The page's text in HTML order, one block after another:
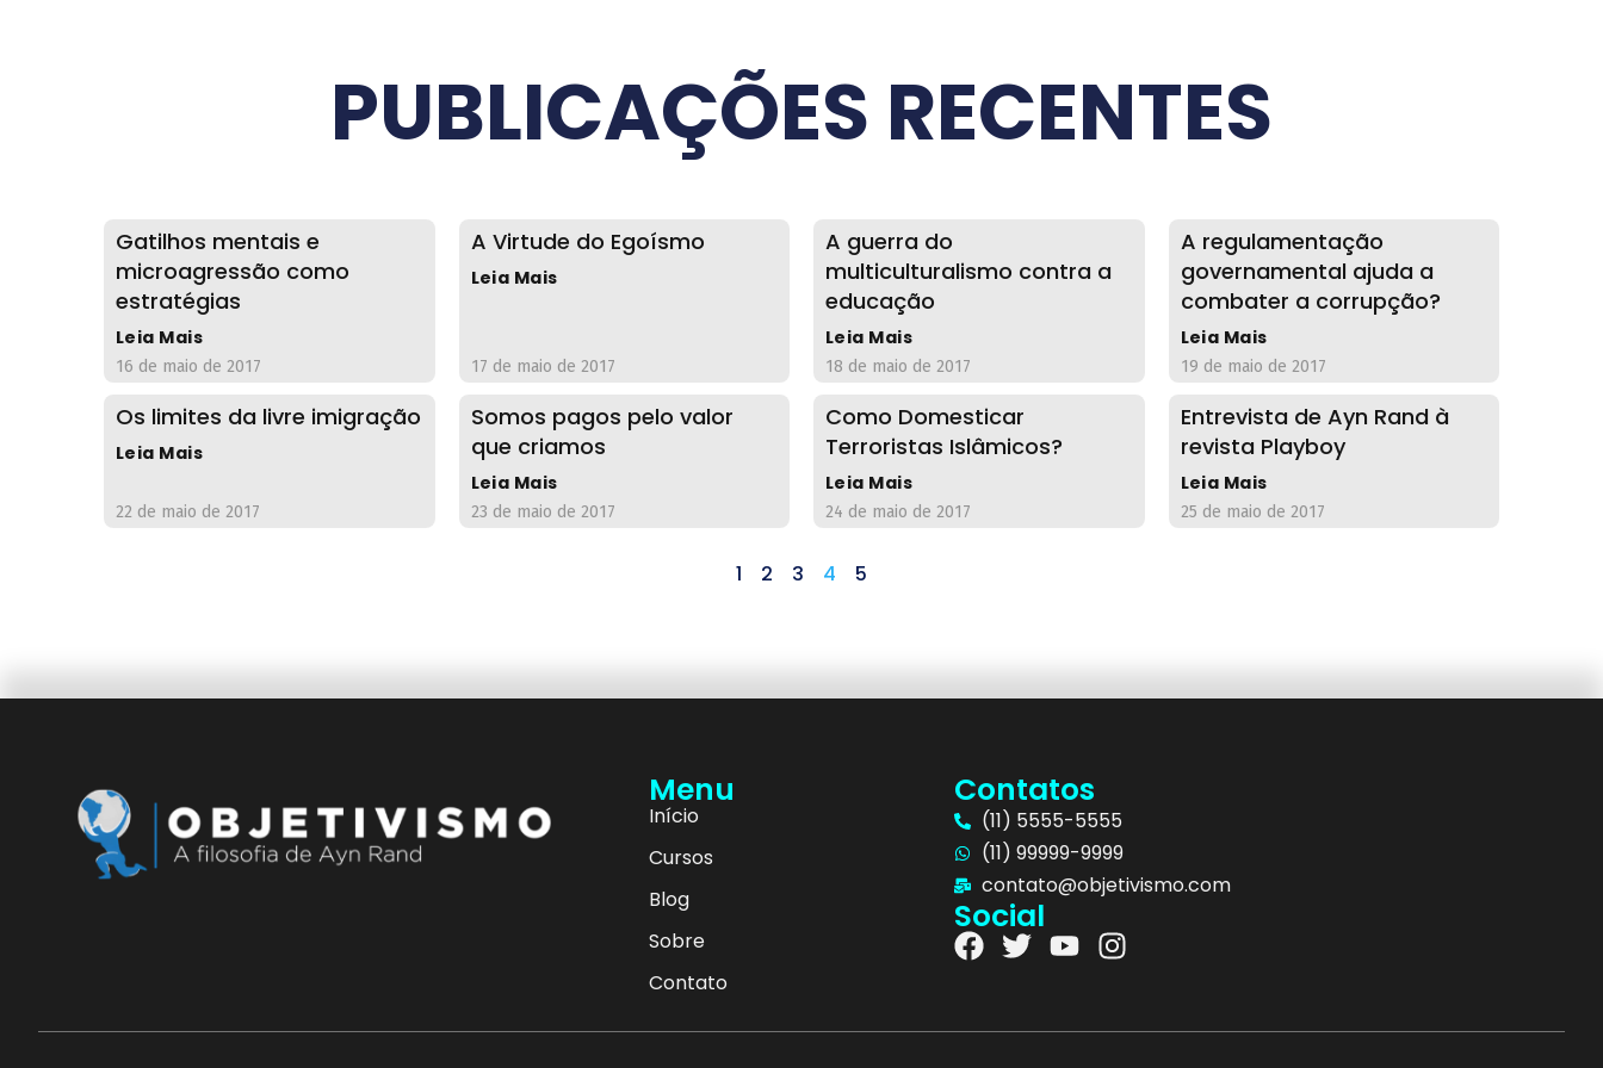
PUBLICAÇÕES RECENTES
Gatilhos mentais e
microagressão como
estratégias
Leia Mais
16 de maio de 2017
A Virtude do Egoísmo
Leia Mais
17 de maio de 2017
A guerra do
multiculturalismo contra a
educação
Leia Mais
18 de maio de 2017
A regulamentação
governamental ajuda a
combater a corrupção?
Leia Mais
19 de maio de 2017
Os limites da livre imigração
Leia Mais
22 de maio de 2017
Somos pagos pelo valor
que criamos
Leia Mais
23 de maio de 2017
Como Domesticar
Terroristas Islâmicos?
Leia Mais
24 de maio de 2017
Entrevista de Ayn Rand à
revista Playboy
Leia Mais
25 de maio de 2017
1 2 3 4 5
Menu
Início
Cursos
Blog
Sobre
Contato
Contatos
(11) 5555-5555
(11) 99999-9999
contato@objetivismo.com
Social